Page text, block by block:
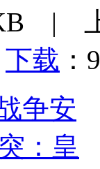
|
下载 ：